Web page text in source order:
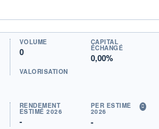
VOLUME
0
CAPITAL
ÉCHANGÉ
0,00%
VALORISATION
RENDEMENT
ESTIMÉ 2026
-
PER ESTIMÉ
2026
-